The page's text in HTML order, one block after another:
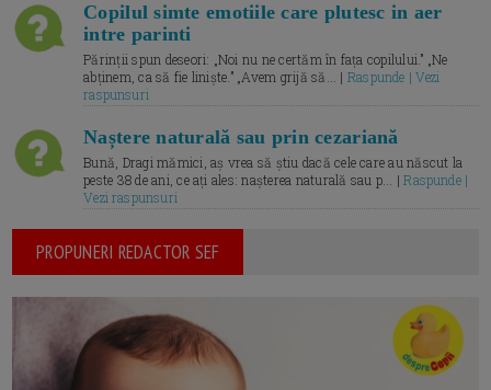
Copilul simte emotiile care plutesc in aer
intre parinti
Părinții spun deseori: „Noi nu ne certăm în fața copilului.” „Ne
abținem, ca să fie liniște.” „Avem grijă să... | Raspunde | Vezi
raspunsuri
Naștere naturală sau prin cezariană
Bună, Dragi mămici, aș vrea să știu dacă cele care au născut la
peste 38 de ani, ce ați ales: nașterea naturală sau p... |Raspunde |
Vezi raspunsuri
PROPUNERI REDACTOR SEF